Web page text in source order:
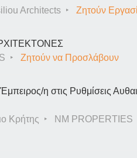
Architects Ζητούν
Ζητούν να Προσλάβουν
η στις Ρυθμίσεις
Κρήτης
NM PROPERTIES